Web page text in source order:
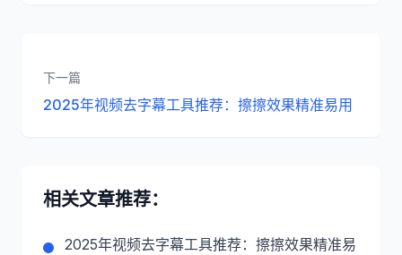
下一篇
2025年视频去字幕工具推荐：擦擦效果精准易用
相关文章推荐：
2025年视频去字幕工具推荐：擦擦效果精准易